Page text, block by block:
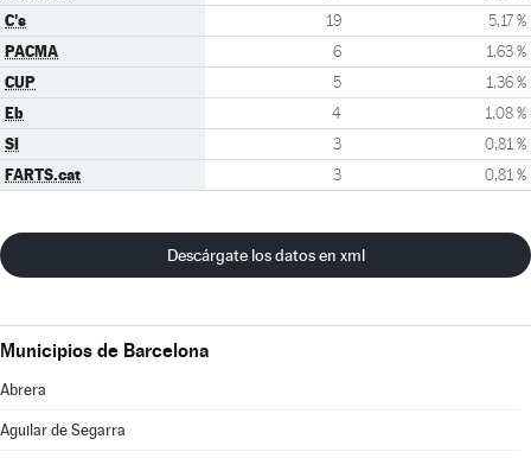
C's 19 5,17 %
PACMA 6 1,63 %
CUP 5 1,36 %
Eb 4 1,08 %
SI 3 0,81 %
FARTS.cat 3 0,81 %
Descárgate los datos en xml
Municipios de Barcelona
Abrera
Aguilar de Segarra